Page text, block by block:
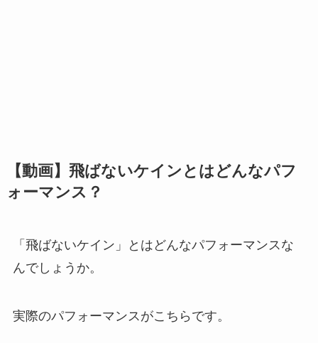
【動画】飛ばないケインとはどんなパフ
ォーマンス？
「飛ばないケイン」とはどんなパフォーマンスな
んでしょうか。
実際のパフォーマンスがこちらです。